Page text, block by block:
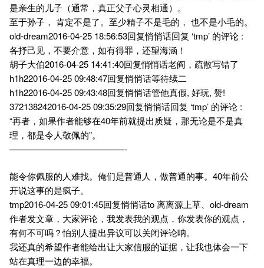
是亲生的儿子（通常，真正父子心灵相通）。
至于孙子， 肯定不是了。至少精子不是毛的， 也不是小毛的。
old-dream2016-04-25 18:56:53回复悄悄话回复 ‘tmp’ 的评论 :
各抒己见，不要介意，如有得罪，还望海涵！
胡子大伯2016-04-25 14:41:40回复悄悄话老阎，疏散写错了
h1h22016-04-25 09:48:47回复悄悄话等待续二
h1h22016-04-25 09:43:48回复悄悄话管他真假, 好玩, 赞!
372138242016-04-25 09:35:29回复悄悄话回复 ‘tmp’ 的评论 :
“再者，如果作者能够在40年前就提出质疑，那无论是不是真
理，都是令人敬佩的”。
—————————————-
能令你佩服的人难找。俺们是普通人，做普通的事。40年前公
开说这事的是疯子。
tmp2016-04-25 09:01:45回复悄悄话to 离离源上草、old-dream
作者发文章，大家评论，我发表我的观点，你发表你的观点，
有何不可吗？怕别人提出异议可以关闭评论呐。
我还真的希望作者能给出让大家信服的证据，让我也体会一下
站在真理一边的幸福。